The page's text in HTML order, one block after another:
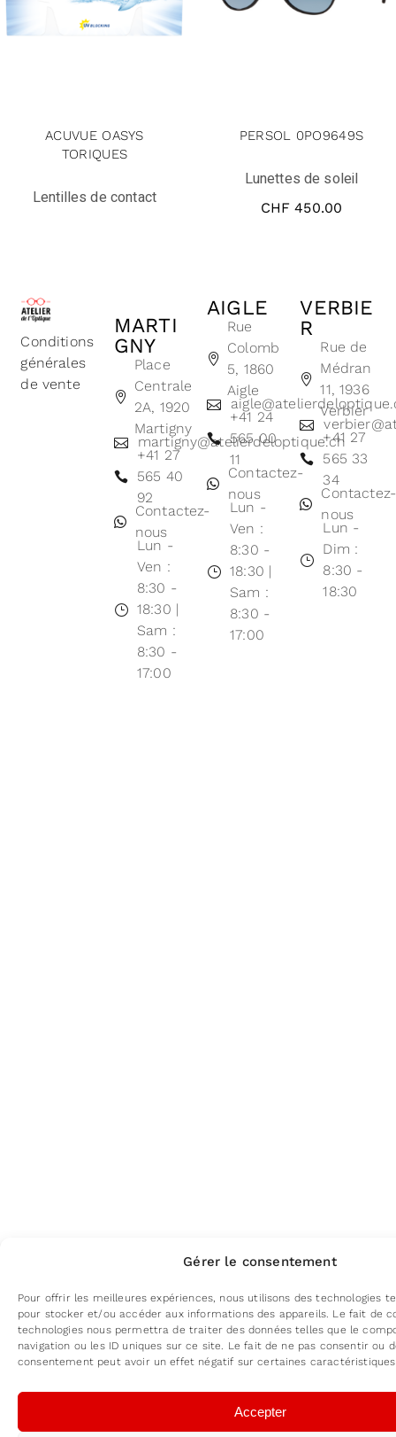
Gérer le consentement
Pour offrir les meilleures expériences, nous utilisons des technologies
pour stocker et/ou accéder aux informations des appareils. Le fait de
technologies nous permettra de traiter des données telles que le
navigation ou les ID uniques sur ce site. Le fait de ne pas consentir ou
consentement peut avoir un effet négatif sur certaines
Accepter
ACUVUE OASYS
TORIQUES
Lentilles de contact
PERSOL 0PO9649S
Lunettes de soleil
CHF 450.00
Conditions
générales
de vente
MARTI
GNY
Place
Centrale
2A, 1920
Martigny
martigny@atelierdeloptique.ch
+41 27
565 40
92
Contactez-
nous
Lun -
Ven :
8:30 -
18:30 |
Sam :
8:30 -
17:00
AIGLE
Rue
Colomb
5, 1860
Aigle
+41 24
565 00
11
Contactez-
nous
Lun -
Ven :
8:30 -
18:30 |
Sam :
8:30 -
17:00
VERBIE
R
Rue de
Médran
11, 1936
Verbier
+41 27
565 33
34
Contactez-
nous
Lun -
Dim :
8:30 -
18:30